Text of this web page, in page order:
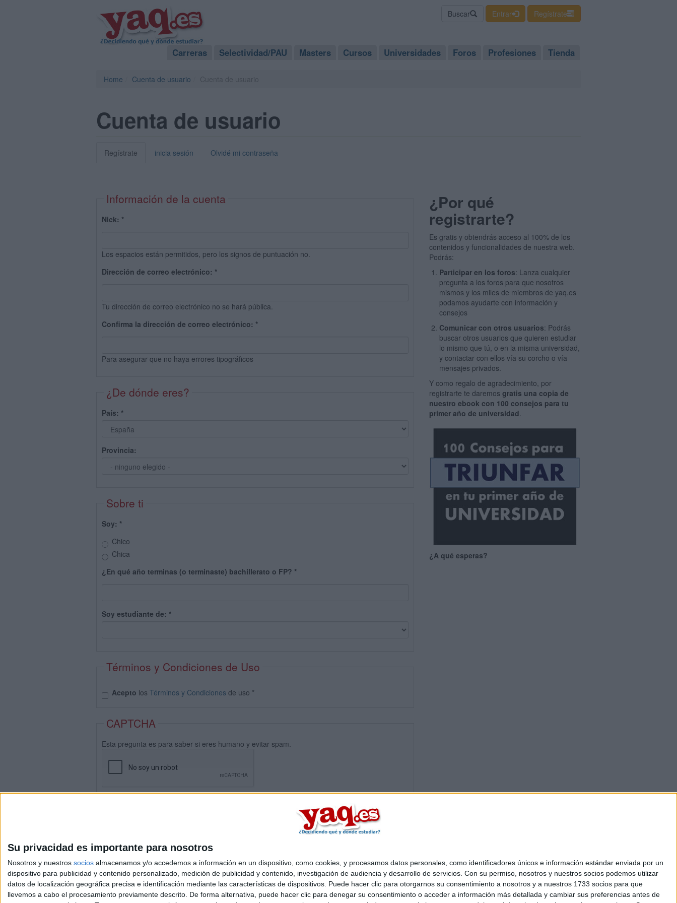
Su privacidad es importante para nosotros
Nosotros y nuestros socios almacenamos y/o accedemos a información en un dispositivo, como cookies, y procesamos datos personales, como identificadores únicos e información estándar enviada por un
dispositivo para publicidad y contenido personalizado, medición de publicidad y contenido, investigación de audiencia y desarrollo de servicios. Con su permiso, nosotros y nuestros socios podemos utilizar
datos de localización geográfica precisa e identificación mediante las características de dispositivos. Puede hacer clic para otorgarnos su consentimiento a nosotros y a nuestros 1733 socios para que
llevemos a cabo el procesamiento previamente descrito. De forma alternativa, puede hacer clic para denegar su consentimiento o acceder a información más detallada y cambiar sus preferencias antes de
Buscar Entrar Regístrate
Carreras Selectividad/PAU Masters Cursos Universidades Foros Profesiones Tienda
Home Cuenta de usuario
Cuenta de usuario
Regístrate inicia sesión Olvidé mi contraseña
Información de la cuenta
Nick: *
Los espacios están permitidos, pero los signos de puntuación no.
Dirección de correo electrónico: *
Tu dirección de correo electrónico no se hará pública.
Confirma la dirección de correo electrónico: *
Para asegurar que no haya errores tipográficos
¿De dónde eres?
País: *
Provincia:
Sobre ti
Soy: *
Chico
Chica
¿En qué año terminas (o terminaste) bachillerato o FP? *
Soy estudiante de: *
Términos y Condiciones de Uso
Acepto los Términos y Condiciones de uso *
CAPTCHA
Esta pregunta es para saber si eres humano y evitar spam.
¿Por qué
registrarte?
Es gratis y obtendrás acceso al 100% de los
contenidos y funcionalidades de nuestra web.
Podrás:
Participar en los foros: Lanza cualquier
pregunta a los foros para que nosotros
mismos y los miles de miembros de yaq.es
podamos ayudarte con información y
consejos
Comunicar con otros usuarios: Podrás
buscar otros usuarios que quieren estudiar
lo mismo que tú, o en la misma universidad,
y contactar con ellos vía su corcho o vía
mensajes privados.
Y como regalo de agradecimiento, por
registrarte te daremosgratis una copia de
nuestro ebook con 100 consejos para tu
primer año de universidad.
¿A qué esperas?
Quiénes somos |Contactar| Anúnciate
Aviso legal|Politica de privacidad|Condiciones generales|Política de cookies